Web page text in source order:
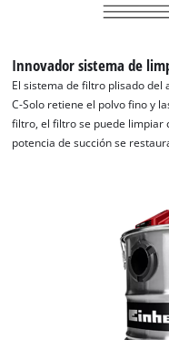
This
the
to
Innovador sistema de
El sistema de filtro plisado del
C-Solo retiene el polvo fino y
filtro, el filtro se puede limpiar
potencia de succión se